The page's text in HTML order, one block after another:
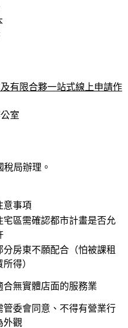
有限合夥一站式線上申請作
室
局辦理。
意事項
宅區需確認都市計畫是否允
分房東不願配合（怕被課租
所得）
合無實體店面的服務業
管委會同意、不得有營業行
外觀